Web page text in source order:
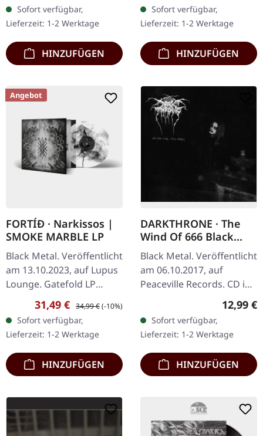
Harm And Salvation..."…
Sofort verfügbar,
Lieferzeit: 1-2 Werktage
HINZUFÜGEN
Metal-Legenden
Darkthrone liefern mit…
Sofort verfügbar,
Lieferzeit: 1-2 Werktage
HINZUFÜGEN
Angebot
FORTÍÐ · Narkissos |
SMOKE MARBLE LP
Black Metal. Veröffentlicht
am 13.10.2023, auf Lupus
Lounge. Gatefold LP
(smoke-marmoriert) mit
gefütterter Innenhülle
und Schutzhülle (lim. 200).
…
Verkaufspreis:
31,49 € Regulärer Preis:
34,99 €(-10%)
Sofort verfügbar,
Lieferzeit: 1-2 Werktage
HINZUFÜGEN
DARKTHRONE · The
Wind Of 666 Black
Hearts | CD
Black Metal. Veröffentlicht
am 06.10.2017, auf
Peaceville Records. CD im
Jewelcase mit 12-seitigem
Booklet. Roh, ungefiltert
und absolut vernichtend…
12,99 €
Sofort verfügbar,
Lieferzeit: 1-2 Werktage
HINZUFÜGEN